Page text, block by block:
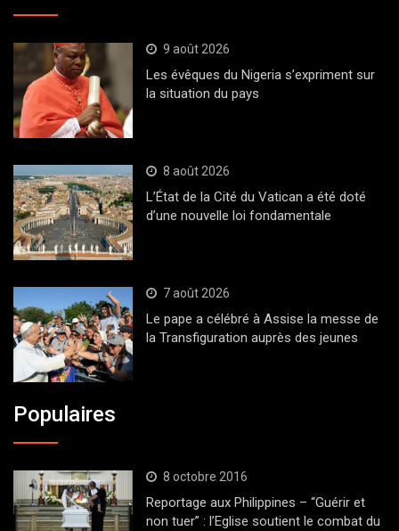
9 août 2026
Les évêques du Nigeria s’expriment sur
la situation du pays
8 août 2026
L’État de la Cité du Vatican a été doté
d’une nouvelle loi fondamentale
7 août 2026
Le pape a célébré à Assise la messe de
la Transfiguration auprès des jeunes
Populaires
8 octobre 2016
Reportage aux Philippines – “Guérir et
non tuer” : l’Eglise soutient le combat du